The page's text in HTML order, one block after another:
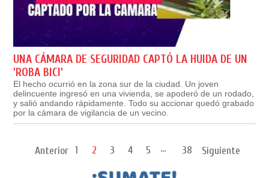
UNA CÁMARA DE SEGURIDAD CAPTÓ LA HUIDA DE UN
'ROBA BICI'
El hecho ocurrió en la zona sur de la ciudad. Un joven
delincuente ingresó en una vivienda, se apoderó de un rodado,
y salió andando rápidamente. Todo su accionar quedó grabado
por la cámara de vigilancia de un vecino.
Anterior 1 2 3 4 5 ... 38 Siguiente